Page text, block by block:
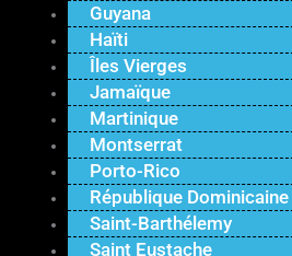
Guyana
Haïti
Îles Vierges
Jamaïque
Martinique
Montserrat
Porto-Rico
République Dominicaine
Saint-Barthélemy
Saint Eustache